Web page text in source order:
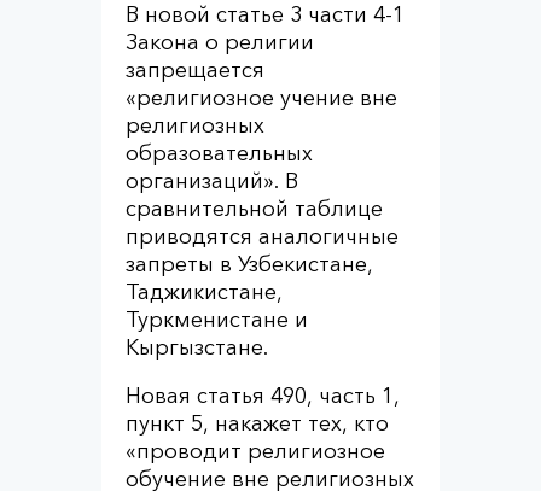
В новой статье 3 части 4-1
Закона о религии
запрещается
«религиозное учение вне
религиозных
образовательных
организаций». В
сравнительной таблице
приводятся аналогичные
запреты в Узбекистане,
Таджикистане,
Туркменистане и
Кыргызстане.
Новая статья 490, часть 1,
пункт 5, накажет тех, кто
«проводит религиозное
обучение вне религиозных